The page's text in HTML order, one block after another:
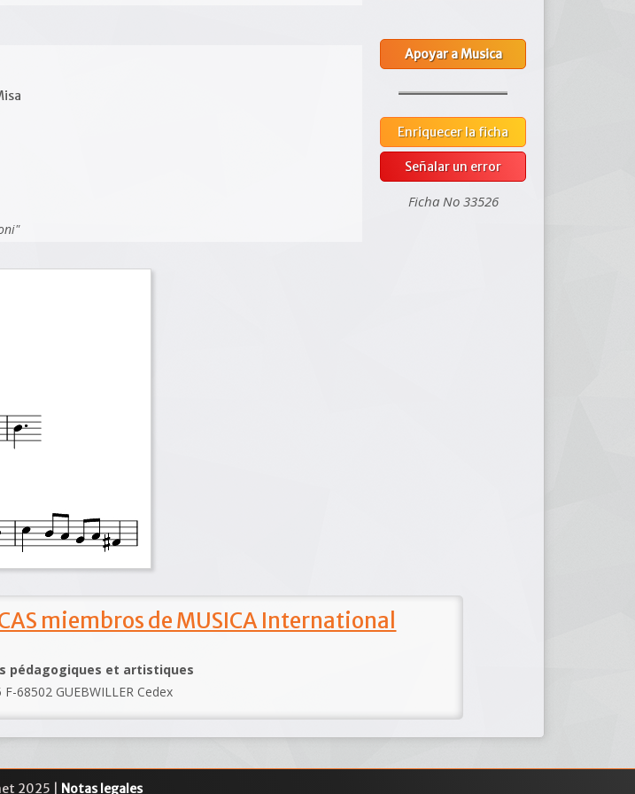
Apoyar a Musica
Enriquecer la ficha
Señalar un error
Ficha No 33526
miembros de MUSICA International
pédagogiques et artistiques
68502 GUEBWILLER Cedex
2025 | Notas legales